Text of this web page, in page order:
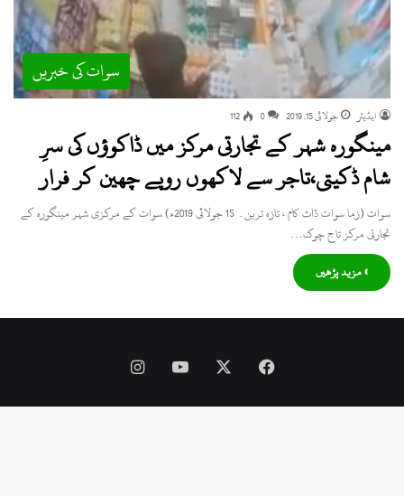
سوات کی خبریں
ایڈیٹر جولائی 15, 2019 0
112
مینگورہ شہر کے تجارتی مرکز میں ڈاکوؤں کی سرِ
شام ڈکیتی،تاجر سے لاکھوں روپے چھین کر فرار
سوات (زما سوات ڈاٹ کام ، تازہ ترین۔ 15 جولائی 2019ء) سوات کے مرکزی شہر مینگورہ کے
تجارتی مرکز تاج چوک…
» مزید پڑھیں
Facebook
YouTube